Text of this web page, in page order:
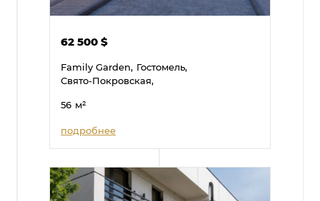
62 500$
Family Garden, Гостомель,
Свято-Покровская,
56 м²
подробнее